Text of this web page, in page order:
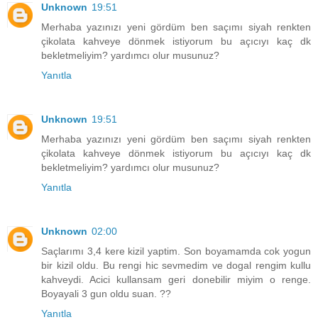
Unknown 19:51
Merhaba yazınızı yeni gördüm ben saçımı siyah renkten
çikolata kahveye dönmek istiyorum bu açıcıyı kaç dk
bekletmeliyim? yardımcı olur musunuz?
Yanıtla
Unknown 19:51
Merhaba yazınızı yeni gördüm ben saçımı siyah renkten
çikolata kahveye dönmek istiyorum bu açıcıyı kaç dk
bekletmeliyim? yardımcı olur musunuz?
Yanıtla
Unknown 02:00
Saçlarımı 3,4 kere kizil yaptim. Son boyamamda cok yogun
bir kizil oldu. Bu rengi hic sevmedim ve dogal rengim kullu
kahveydi. Acici kullansam geri donebilir miyim o renge.
Boyayali 3 gun oldu suan. ??
Yanıtla